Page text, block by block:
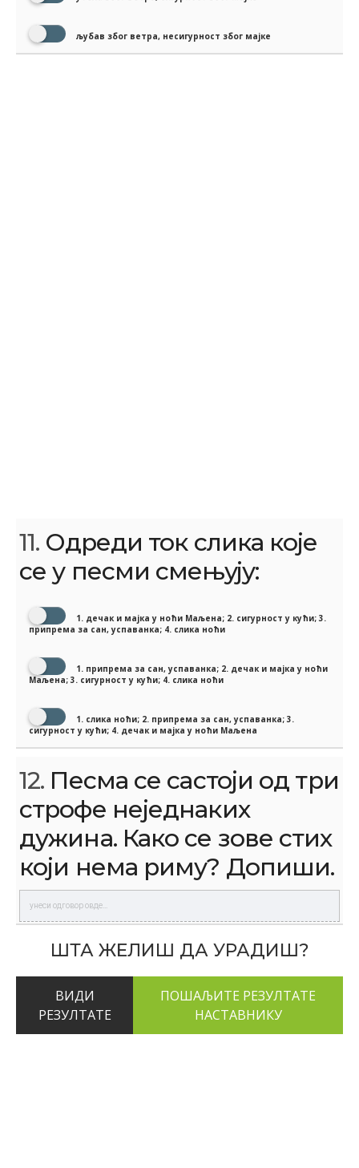
љубав због ветра, несигурност због мајке
11. Одреди ток слика које
се у песми смењују:
1. дечак и мајка у ноћи Маљена; 2. сигурност у кући; 3.
припрема за сан, успаванка; 4. слика ноћи
1. припрема за сан, успаванка; 2. дечак и мајка у ноћи
Маљена; 3. сигурност у кући; 4. слика ноћи
1. слика ноћи; 2. припрема за сан, успаванка; 3.
сигурност у кући; 4. дечак и мајка у ноћи Маљена
12. Песма се састоји од три
строфе неједнаких
дужина. Како се зове стих
који нема риму? Допиши.
ШТА ЖЕЛИШ ДА УРАДИШ?
ВИДИ
РЕЗУЛТАТЕ